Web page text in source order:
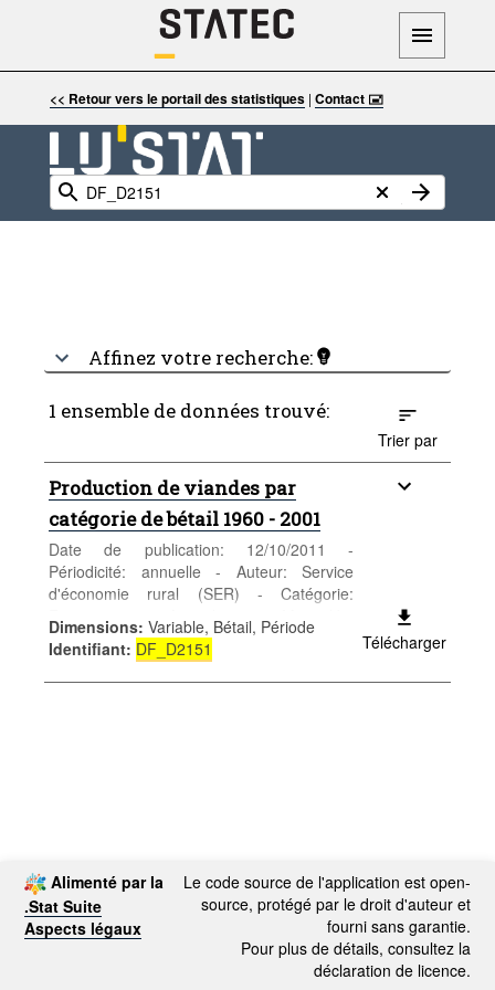
<< Retour vers le portail des statistiques| Contact 🖃
Affinez votre recherche:
1 ensemble de données trouvé:
Trier par
Production de viandes par
catégorie de bétail 1960 - 2001
Date de publication: 12/10/2011 -
Périodicité: annuelle - Auteur: Service
d'économie rural (SER) - Catégorie:
Entreprises - Agriculture - Mots-clés:
agriculture
Dimensions: Variable, Bétail, Période
Identifiant: DF_D2151 Télécharger
Alimenté par la
.Stat Suite
Aspects légaux
Le code source de l'application est open-
source, protégé par le droit d'auteur et
fourni sans garantie.
Pour plus de détails, consultez la
déclaration de licence.